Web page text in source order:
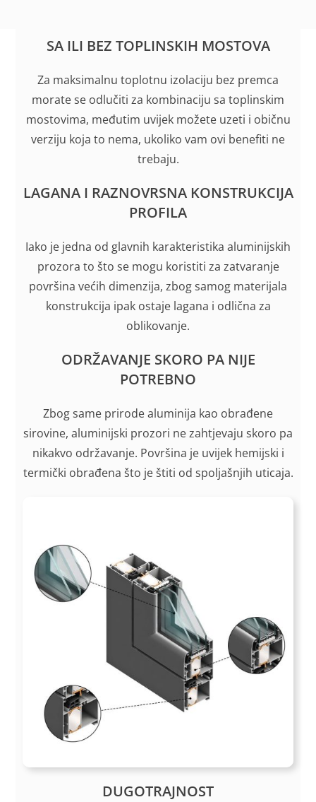
SA ILI BEZ TOPLINSKIH MOSTOVA
Za maksimalnu toplotnu izolaciju bez premca
morate se odlučiti za kombinaciju sa toplinskim
mostovima, međutim uvijek možete uzeti i običnu
verziju koja to nema, ukoliko vam ovi benefiti ne
trebaju.
LAGANA I RAZNOVRSNA KONSTRUKCIJA
PROFILA
Iako je jedna od glavnih karakteristika aluminijskih
prozora to što se mogu koristiti za zatvaranje
površina većih dimenzija, zbog samog materijala
konstrukcija ipak ostaje lagana i odlična za
oblikovanje.
ODRŽAVANJE SKORO PA NIJE
POTREBNO
Zbog same prirode aluminija kao obrađene
sirovine, aluminijski prozori ne zahtjevaju skoro pa
nikakvo održavanje. Površina je uvijek hemijski i
termički obrađena što je štiti od spoljašnjih uticaja.
DUGOTRAJNOST